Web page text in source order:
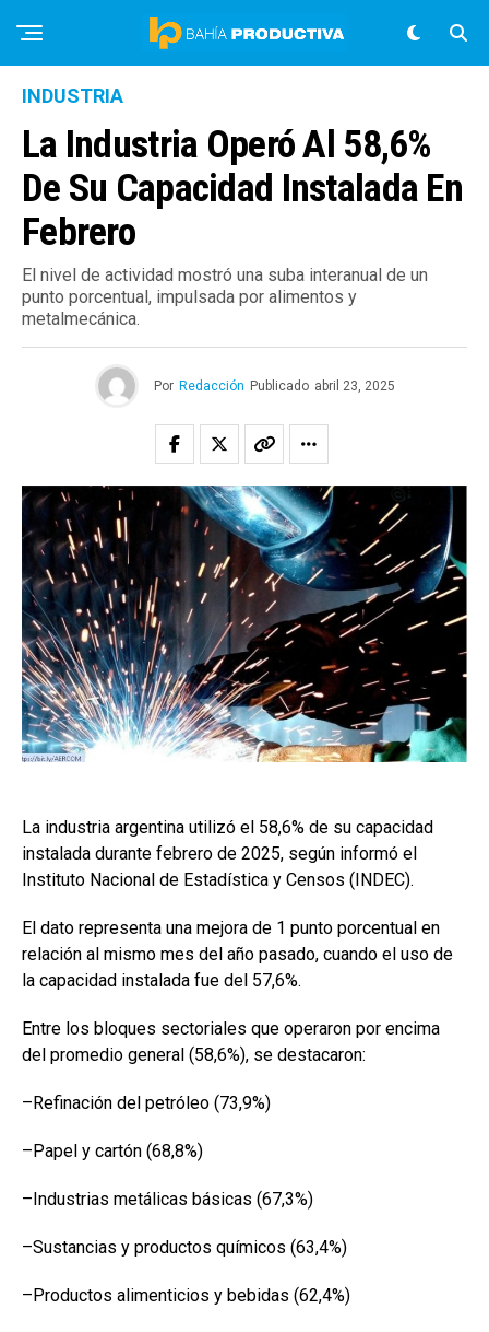
INDUSTRIA
La Industria Operó Al 58,6%
De Su Capacidad Instalada En
Febrero
El nivel de actividad mostró una suba interanual de un
punto porcentual, impulsada por alimentos y
metalmecánica.
Por Redacción Publicado abril 23, 2025
La industria argentina utilizó el 58,6% de su capacidad
instalada durante febrero de 2025, según informó el
Instituto Nacional de Estadística y Censos (INDEC).
El dato representa una mejora de 1 punto porcentual en
relación al mismo mes del año pasado, cuando el uso de
la capacidad instalada fue del 57,6%.
Entre los bloques sectoriales que operaron por encima
del promedio general (58,6%), se destacaron:
–Refinación del petróleo (73,9%)
–Papel y cartón (68,8%)
–Industrias metálicas básicas (67,3%)
–Sustancias y productos químicos (63,4%)
–Productos alimenticios y bebidas (62,4%)